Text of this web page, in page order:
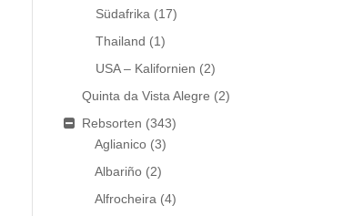
Südafrika (17)
Thailand (1)
USA – Kalifornien (2)
Quinta da Vista Alegre (2)
Rebsorten (343)
Aglianico (3)
Albariño (2)
Alfrocheira (4)